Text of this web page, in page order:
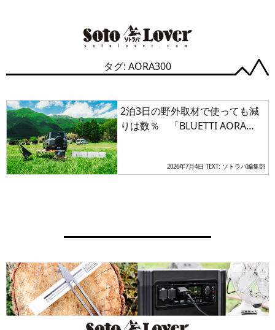
タグ: AORA300
2泊3日の野外取材で使っても減
りは数％ 「BLUETTI AORA
2026年7月4日 TEXT: ソトラバ編集部